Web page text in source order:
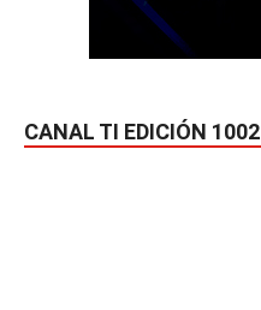
CANAL TI EDICIÓN 1002